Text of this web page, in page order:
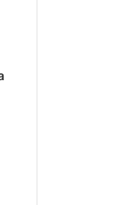
Ajuda